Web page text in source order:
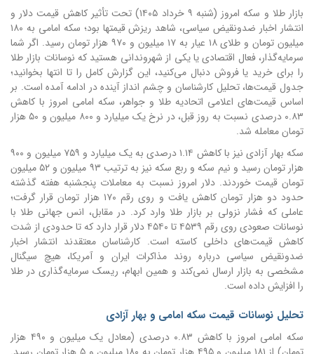
بازار طلا و سکه امروز (شنبه ۹ خرداد ۱۴۰۵) تحت تأثیر کاهش قیمت دلار و
انتشار اخبار ضدونقیض سیاسی، شاهد ریزش قیمتها بود؛ سکه امامی به ۱۸۰
میلیون تومان و طلای ۱۸ عیار به ۱۷ میلیون و ۹۷۰ هزار تومان رسید. اگر شما
سرمایه‌گذار، فعال اقتصادی یا یکی از شهروندانی هستید که نوسانات بازار طلا
را برای خرید یا فروش دنبال می‌کنید، این گزارش کامل را تا انتها بخوانید؛
جدول قیمت‌ها، تحلیل کارشناسان و چشم انداز آینده در ادامه آمده است. بر
اساس قیمت‌های اعلامی اتحادیه طلا و جواهر، سکه امامی امروز با کاهش
۰.۸۳ درصدی نسبت به روز قبل، در نرخ یک میلیارد و ۸۰۰ میلیون و ۵۰ هزار
تومان معامله شد.
سکه بهار آزادی نیز با کاهش ۱.۱۴ درصدی به یک میلیارد و ۷۵۹ میلیون و ۹۰۰
هزار تومان رسید و نیم سکه و ربع سکه نیز به ترتیب ۹۳ میلیون و ۵۲ میلیون
تومان قیمت خوردند. دلار امروز نسبت به معاملات پنجشنبه هفته گذشته
حدود دو هزار تومان کاهش یافت و روی رقم ۱۷۰ هزار تومان قرار گرفت؛
عاملی که فشار نزولی بر بازار طلا وارد کرد. در مقابل، انس جهانی طلا با
نوسانات صعودی روی رقم ۴۵۳۹ تا ۴۵۴۰ دلار قرار دارد که تا حدودی از شدت
کاهش قیمت‌های داخلی کاسته است. کارشناسان معتقدند انتشار اخبار
ضدونقیض سیاسی درباره روند مذاکرات ایران و آمریکا، هیچ سیگنال
مشخصی به بازار ارسال نمی‌کند و همین ابهام، ریسک سرمایه‌گذاری در طلا
را افزایش داده است.
تحلیل نوسانات قیمت سکه امامی و بهار آزادی
سکه امامی امروز با کاهش ۰.۸۳ درصدی (معادل یک میلیون و ۴۹۰ هزار